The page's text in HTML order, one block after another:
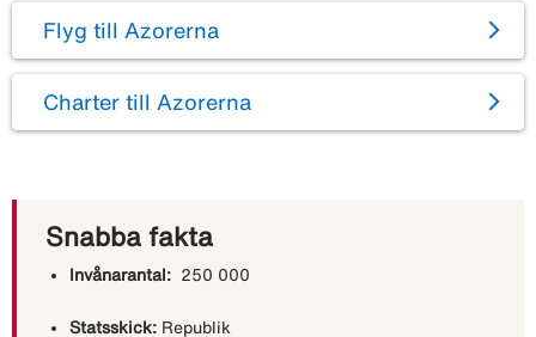
Flyg till Azorerna
Charter till Azorerna
Snabba fakta
Invånarantal: 250 000
Statsskick: Republik